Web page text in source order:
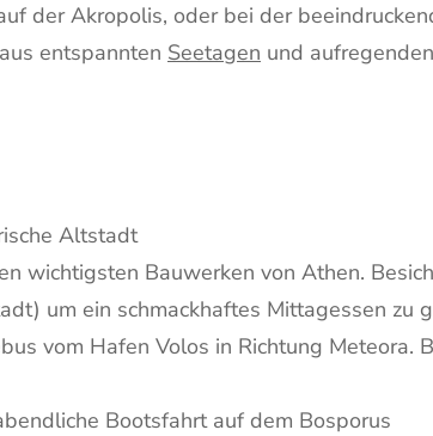
der Akropolis, oder bei der
entspannten Seetagen und
Altstadt
wichtigsten Bauwerken von Athen.
um ein schmackhaftes Mittagessen zu
vom Hafen Volos in Richtung Meteora.
Bootsfahrt auf dem Bosporus